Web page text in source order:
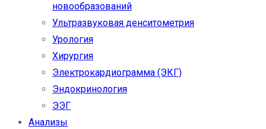
новообразований
Ультразвуковая денситометрия
Урология
Хирургия
Электрокардиограмма (ЭКГ)
Эндокринология
ЭЭГ
Анализы